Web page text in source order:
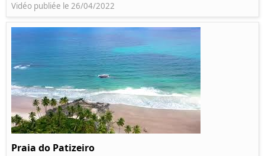
Vidéo publiée le 26/04/2022
Praia do Patizeiro